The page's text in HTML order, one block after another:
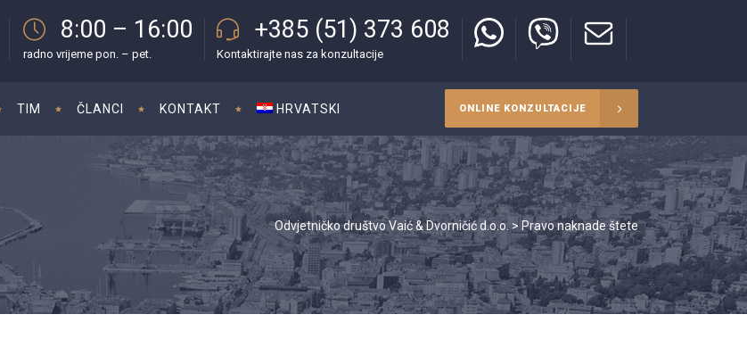
8:00 – 16:00
radno vrijeme pon. – pet.
+385 (51) 373 608
Kontaktirajte nas za konzultacije
TIM ČLANCI KONTAKT HRVATSKI ONLINE KONZULTACIJE
Odvjetničko društvo Vaić & Dvorničić d.o.o. >Pravo naknade štete